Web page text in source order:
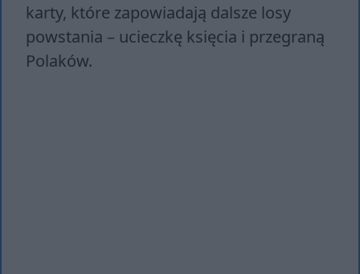
karty, które zapowiadają dalsze losy
powstania – ucieczkę księcia i przegraną
Polaków.